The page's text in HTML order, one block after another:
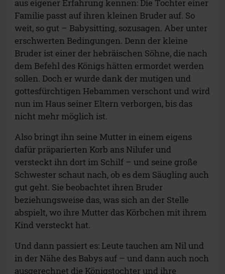
aus eigener Erfahrung kennen: Die Tochter einer
Familie passt auf ihren kleinen Bruder auf. So
weit, so gut – Babysitting, sozusagen. Aber unter
erschwerten Bedingungen. Denn der kleine
Bruder ist einer der hebräischen Söhne, die nach
dem Befehl des Königs hätten ermordet werden
sollen. Doch er wurde dank der mutigen und
gottesfürchtigen Hebammen verschont und wird
nun im Haus seiner Eltern verborgen, bis das
nicht mehr möglich ist.
Also bringt ihn seine Mutter in einem eigens
dafür präparierten Korb ans Nilufer und
versteckt ihn dort im Schilf – und seine große
Schwester schaut nach, ob es dem Säugling auch
gut geht. Sie beobachtet ihren Bruder
beziehungsweise das, was sich an der Stelle
abspielt, wo ihre Mutter das Körbchen mit ihrem
Kind versteckt hat.
Und dann passiert es: Leute tauchen am Nil und
in der Nähe des Babys auf – und dann auch noch
ausgerechnet die Königstochter und ihre